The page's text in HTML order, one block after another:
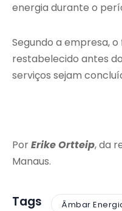
energia durante o
Segundo a empresa,
restabelecido antes
serviços sejam
PorErike Ortteip, da
Manaus.
Tags Âmbar